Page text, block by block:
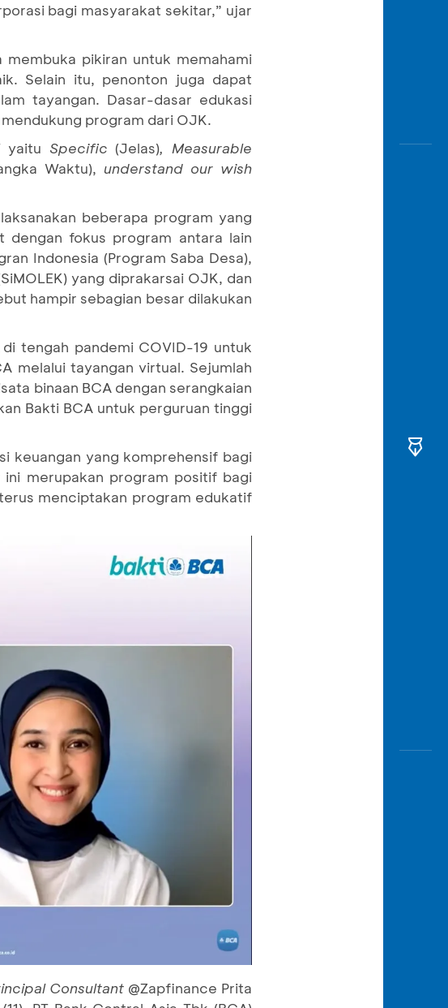
bagi masyarakat sekitar,” ujar
pikiran untuk memahami
Selain itu, penonton juga dapat
tayangan. Dasar-dasar edukasi
program dari OJK.
yaitu Specific(Jelas), Measurable
Waktu), understand our wish
beberapa program yang
fokus program antara lain
Indonesia (Program Saba Desa),
yang diprakarsai OJK, dan
hampir sebagian besar dilakukan
tengah pandemi COVID-19 untuk
melalui tayangan virtual. Sejumlah
binaan BCA dengan serangkaian
Bakti BCA untuk perguruan tinggi
keuangan yang komprehensif bagi
ini merupakan program positif bagi
menciptakan program edukatif
Consultant @Zapfinance Prita